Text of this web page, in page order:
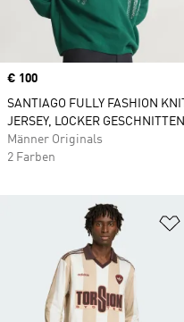
Price
€ 100
SANTIAGO FULLY FASHION KNIT
JERSEY, LOCKER GESCHNITTEN
Männer Originals
2 Farben